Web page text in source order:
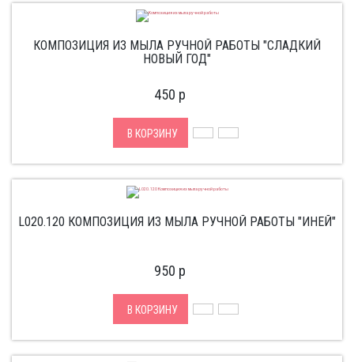
КОМПОЗИЦИЯ ИЗ МЫЛА РУЧНОЙ РАБОТЫ "СЛАДКИЙ
НОВЫЙ ГОД"
450 p
В КОРЗИНУ
L020.120 КОМПОЗИЦИЯ ИЗ МЫЛА РУЧНОЙ РАБОТЫ "ИНЕЙ"
950 p
В КОРЗИНУ